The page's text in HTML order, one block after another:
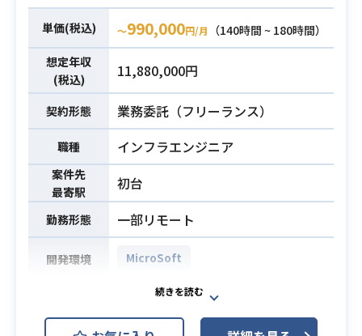
必須スキル
・C#の開発経験
経験
・週3回以上の出社
・日本語で技術的なコミュニケーシ
ョン及び仕様書が理解できる事
単価(税込) 〜990,000円/月
（140時間 ~ 180時間）
想定年収
(税込)
11,880,000円
契約形態 業務委託（フリーランス）
職種 インフラエンジニア
案件先
最寄駅
初台
勤務形態 一部リモート
開発環境 MicroSoft
業務内容
M365設計、データ移行計画策定等
複数ポジションあるので、スキルに